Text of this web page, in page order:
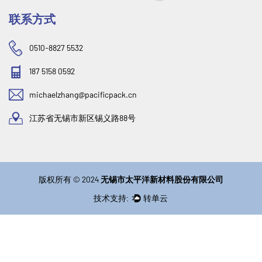
联系方式
0510-8827 5532
187 5158 0592
michaelzhang@pacificpack.cn
江苏省无锡市新区锡义路88号
版权所有 © 2024无锡市太平洋新材料股份有限公司